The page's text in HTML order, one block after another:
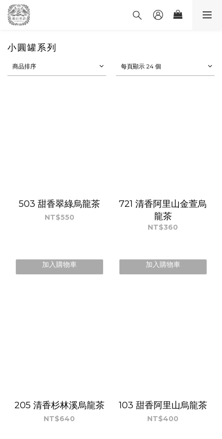
小圓罐系列
商品排序 每頁顯示 24 個
503 甜香翠綠烏龍茶
NT$550
加入購物車
721 清香阿里山金萱烏
龍茶
NT$360
加入購物車
205 清香杉林溪烏龍茶
NT$640
103 甜香阿里山烏龍茶
NT$400